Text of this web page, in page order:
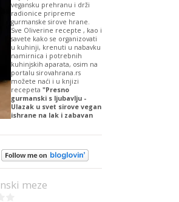
vegansku prehranu i drži
radionice pripreme
gurmanske sirove hrane.
Sve Oliverine recepte , kao i
savete kako se organizovati
u kuhinji, krenuti u nabavku
namirnica i potrebnih
kuhinjskih aparata, osim na
portalu sirovahrana.rs
možete naći i u knjizi
recepeta"Presno
gurmanski s ljubavlju -
Ulazak u svet sirove vegan
ishrane na lak i zabavan
meze